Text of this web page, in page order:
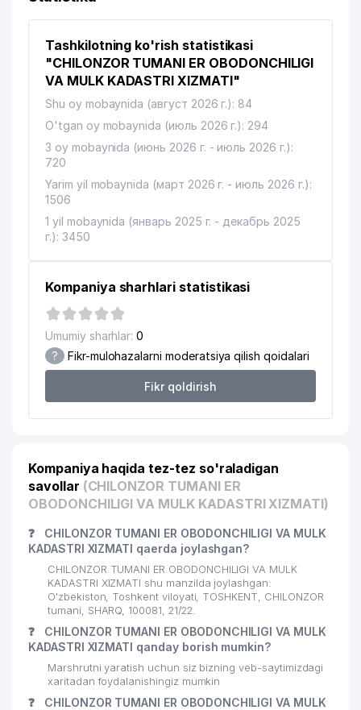
Tashkilotning ko'rish statistikasi
"CHILONZOR TUMANI ER OBODONCHILIGI
VA MULK KADASTRI XIZMATI"
Shu oy mobaynida (август 2026 г.): 84
O'tgan oy mobaynida (июль 2026 г.): 294
3 oy mobaynida (июнь 2026 г. - июль 2026 г.):
720
Yarim yil mobaynida (март 2026 г. - июль 2026 г.):
1506
1 yil mobaynida (январь 2025 г. - декабрь 2025
г.): 3450
Kompaniya sharhlari statistikasi
Umumiy sharhlar: 0
? Fikr-mulohazalarni moderatsiya qilish qoidalari
Fikr qoldirish
Kompaniya haqida tez-tez so'raladigan
savollar (CHILONZOR TUMANI ER
OBODONCHILIGI VA MULK KADASTRI XIZMATI)
❓
CHILONZOR TUMANI ER OBODONCHILIGI VA MULK
KADASTRI XIZMATI qaerda joylashgan?
CHILONZOR TUMANI ER OBODONCHILIGI VA MULK
KADASTRI XIZMATI shu manzilda joylashgan:
O'zbekiston, Toshkent viloyati, TOSHKENT, CHILONZOR
tumani, SHARQ, 100081, 21/22.
❓
CHILONZOR TUMANI ER OBODONCHILIGI VA MULK
KADASTRI XIZMATI qanday borish mumkin?
Marshrutni yaratish uchun siz bizning veb-saytimizdagi
xaritadan foydalanishingiz mumkin
❓
CHILONZOR TUMANI ER OBODONCHILIGI VA MULK